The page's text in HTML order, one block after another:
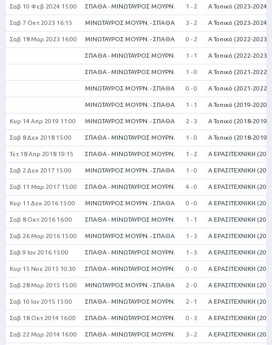
Σαβ 10 Φεβ 2024 15:00 ΣΠΑΘΑ - ΜΙΝΩΤΑΥΡΟΣ ΜΟΥΡΝ. 1 - 2 Α Τοπικό (2023-2024)
Σαβ 7 Οκτ 2023 16:15 ΜΙΝΩΤΑΥΡΟΣ ΜΟΥΡΝ. - ΣΠΑΘΑ 3 - 2 Α Τοπικό (2023-2024)
Σαβ 18 Μαρ 2023 16:00 ΜΙΝΩΤΑΥΡΟΣ ΜΟΥΡΝ. - ΣΠΑΘΑ 0 - 2 Α Τοπικό (2022-2023)
ΣΠΑΘΑ - ΜΙΝΩΤΑΥΡΟΣ ΜΟΥΡΝ. 1 - 1 Α Τοπικό (2022-2023)
ΣΠΑΘΑ - ΜΙΝΩΤΑΥΡΟΣ ΜΟΥΡΝ. 1 - 0 Α Τοπικό (2021-2022)
ΜΙΝΩΤΑΥΡΟΣ ΜΟΥΡΝ. - ΣΠΑΘΑ 0 - 0 Α Τοπικό (2021-2022)
ΜΙΝΩΤΑΥΡΟΣ ΜΟΥΡΝ. - ΣΠΑΘΑ 1 - 1 Α Τοπικό (2019-2020)
Κυρ 14 Απρ 2019 11:00 ΜΙΝΩΤΑΥΡΟΣ ΜΟΥΡΝ. - ΣΠΑΘΑ 2 - 3 Α Τοπικό (2018-2019)
Σαβ 8 Δεκ 2018 15:00 ΣΠΑΘΑ - ΜΙΝΩΤΑΥΡΟΣ ΜΟΥΡΝ. 1 - 0 Α Τοπικό (2018-2019)
Τετ 18 Απρ 2018 19:15 ΣΠΑΘΑ - ΜΙΝΩΤΑΥΡΟΣ ΜΟΥΡΝ. 1 - 2 Α ΕΡΑΣΙΤΕΧΝΙΚΗ
Σαβ 2 Δεκ 2017 15:00 ΜΙΝΩΤΑΥΡΟΣ ΜΟΥΡΝ. - ΣΠΑΘΑ 1 - 0 Α ΕΡΑΣΙΤΕΧΝΙΚΗ
Σαβ 11 Μαρ 2017 15:00 ΣΠΑΘΑ - ΜΙΝΩΤΑΥΡΟΣ ΜΟΥΡΝ. 4 - 0 Α ΕΡΑΣΙΤΕΧΝΙΚΗ
Κυρ 11 Δεκ 2016 15:00 ΜΙΝΩΤΑΥΡΟΣ ΜΟΥΡΝ. - ΣΠΑΘΑ 0 - 0 Α ΕΡΑΣΙΤΕΧΝΙΚΗ
Σαβ 8 Οκτ 2016 16:00 ΣΠΑΘΑ - ΜΙΝΩΤΑΥΡΟΣ ΜΟΥΡΝ. 1 - 1 Α ΕΡΑΣΙΤΕΧΝΙΚΗ
Σαβ 26 Μαρ 2016 15:00 ΜΙΝΩΤΑΥΡΟΣ ΜΟΥΡΝ. - ΣΠΑΘΑ 1 - 3 Α ΕΡΑΣΙΤΕΧΝΙΚΗ
Σαβ 9 Ιαν 2016 15:00 ΣΠΑΘΑ - ΜΙΝΩΤΑΥΡΟΣ ΜΟΥΡΝ. 1 - 3 Α ΕΡΑΣΙΤΕΧΝΙΚΗ
Κυρ 15 Νοε 2015 10:30 ΣΠΑΘΑ - ΜΙΝΩΤΑΥΡΟΣ ΜΟΥΡΝ. 0 - 0 Α ΕΡΑΣΙΤΕΧΝΙΚΗ
Σαβ 28 Μαρ 2015 15:00 ΜΙΝΩΤΑΥΡΟΣ ΜΟΥΡΝ. - ΣΠΑΘΑ 2 - 0 Α ΕΡΑΣΙΤΕΧΝΙΚΗ
Σαβ 10 Ιαν 2015 15:00 ΣΠΑΘΑ - ΜΙΝΩΤΑΥΡΟΣ ΜΟΥΡΝ. 2 - 1 Α ΕΡΑΣΙΤΕΧΝΙΚΗ
Σαβ 18 Οκτ 2014 16:00 ΣΠΑΘΑ - ΜΙΝΩΤΑΥΡΟΣ ΜΟΥΡΝ. 0 - 3 Α ΕΡΑΣΙΤΕΧΝΙΚΗ
Σαβ 22 Μαρ 2014 16:00 ΣΠΑΘΑ - ΜΙΝΩΤΑΥΡΟΣ ΜΟΥΡΝ. 3 - 2 Α ΕΡΑΣΙΤΕΧΝΙΚΗ